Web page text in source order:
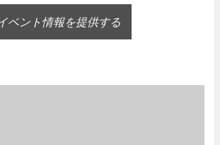
ベント情報を提供する